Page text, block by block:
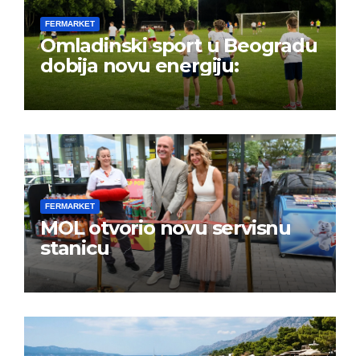
FERMARKET
Omladinski sport u Beogradu
dobija novu energiju:
FERMARKET
MOL otvorio novu servisnu
stanicu